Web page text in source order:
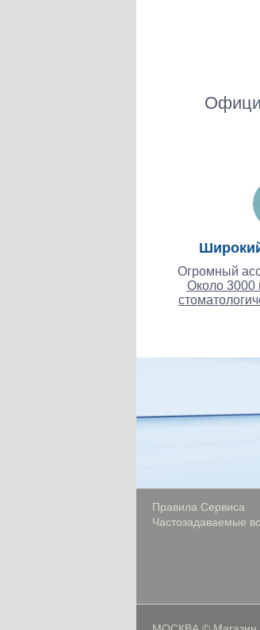
Огромный
Около 3000
Правила Сервиса
Частозадаваемые